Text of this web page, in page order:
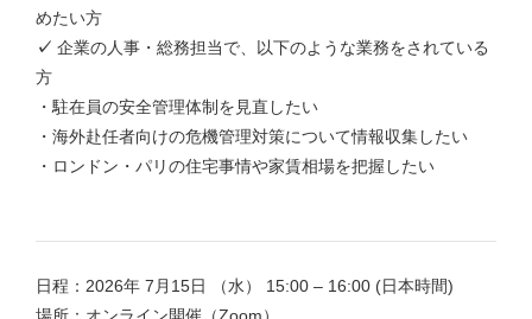
めたい方
✓ 企業の人事・総務担当で、以下のような業務をされている
方
・駐在員の安全管理体制を見直したい
・海外赴任者向けの危機管理対策について情報収集したい
・ロンドン・パリの住宅事情や家賃相場を把握したい
日程：2026年 7月15日 （水） 15:00 – 16:00 (日本時間)